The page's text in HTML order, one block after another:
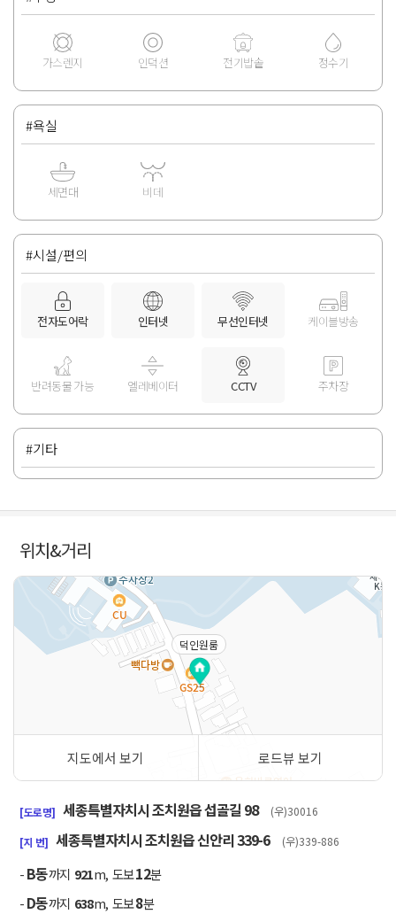
가스렌지 인덕션 전기밥솥 정수기
#욕실
세면대 비데
#시설/편의
전자도어락 인터넷 무선인터넷 케이블방송
반려동물 가능 엘레베이터 CCTV 주차장
#기타
위치&거리
덕인원룸
지도에서 보기 로드뷰 보기
[도로명] 세종특별자치시 조치원읍 섭골길 98 (우)30016
[지 번] 세종특별자치시 조치원읍 신안리 339-6 (우)339-886
-B동까지 921m, 도보12분
-D동까지 638m, 도보8분